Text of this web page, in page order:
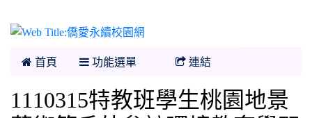
首頁 功能選單 連結
1110315特教班學生桃園地景